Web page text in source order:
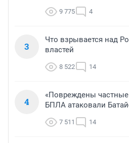
9 775 4
3
Что взрывается над
властей
8 522 14
4
«Повреждены
БПЛА атаковали
7 511 14